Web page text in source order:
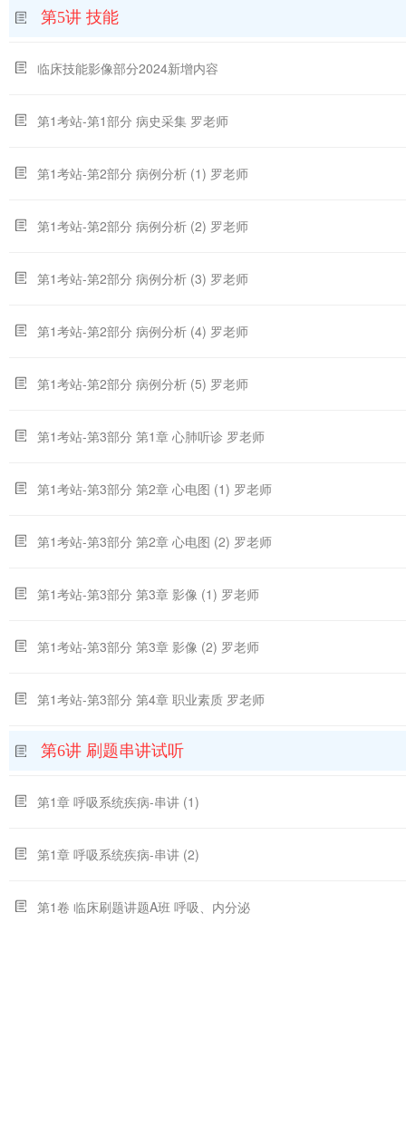
第5讲 技能
临床技能影像部分2024新增内容
第1考站-第1部分 病史采集 罗老师
第1考站-第2部分 病例分析 (1) 罗老师
第1考站-第2部分 病例分析 (2) 罗老师
第1考站-第2部分 病例分析 (3) 罗老师
第1考站-第2部分 病例分析 (4) 罗老师
第1考站-第2部分 病例分析 (5) 罗老师
第1考站-第3部分 第1章 心肺听诊 罗老师
第1考站-第3部分 第2章 心电图 (1) 罗老师
第1考站-第3部分 第2章 心电图 (2) 罗老师
第1考站-第3部分 第3章 影像 (1) 罗老师
第1考站-第3部分 第3章 影像 (2) 罗老师
第1考站-第3部分 第4章 职业素质 罗老师
第6讲 刷题串讲试听
第1章 呼吸系统疾病-串讲 (1)
第1章 呼吸系统疾病-串讲 (2)
第1卷 临床刷题讲题A班 呼吸、内分泌